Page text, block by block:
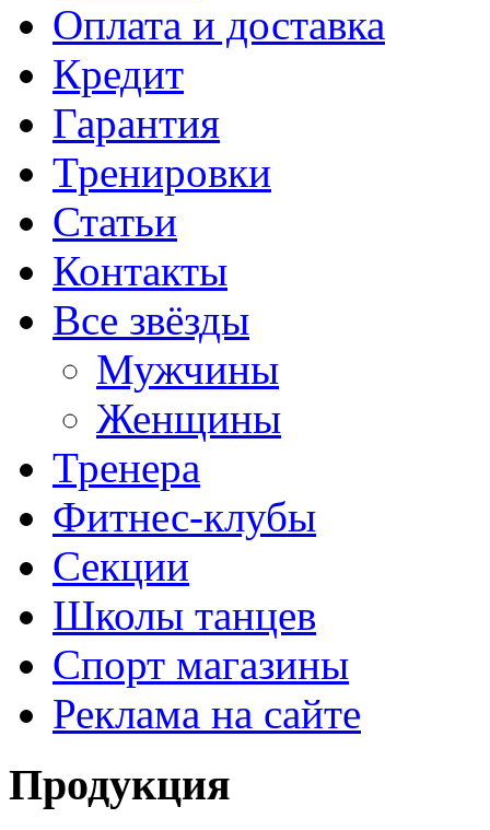
Оплата и доставка
Кредит
Гарантия
Тренировки
Статьи
Контакты
Все звёзды
Мужчины
Женщины
Тренера
Фитнес-клубы
Секции
Школы танцев
Спорт магазины
Реклама на сайте
Продукция